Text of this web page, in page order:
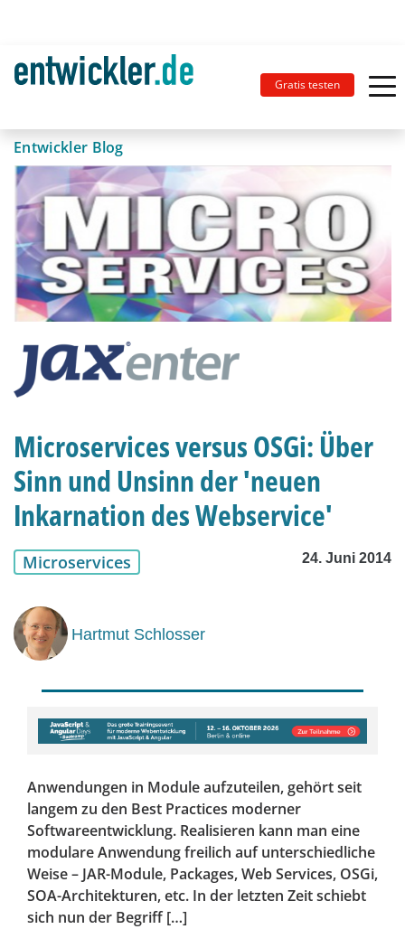
Gratis testen
Entwickler Blog
Microservices versus OSGi: Über
Sinn und Unsinn der 'neuen
Inkarnation des Webservice'
Microservices 24. Juni 2014
Hartmut Schlosser
Anwendungen in Module aufzuteilen, gehört seit
langem zu den Best Practices moderner
Softwareentwicklung. Realisieren kann man eine
modulare Anwendung freilich auf unterschiedliche
Weise – JAR-Module, Packages, Web Services, OSGi,
SOA-Architekturen, etc. In der letzten Zeit schiebt
sich nun der Begriff […]